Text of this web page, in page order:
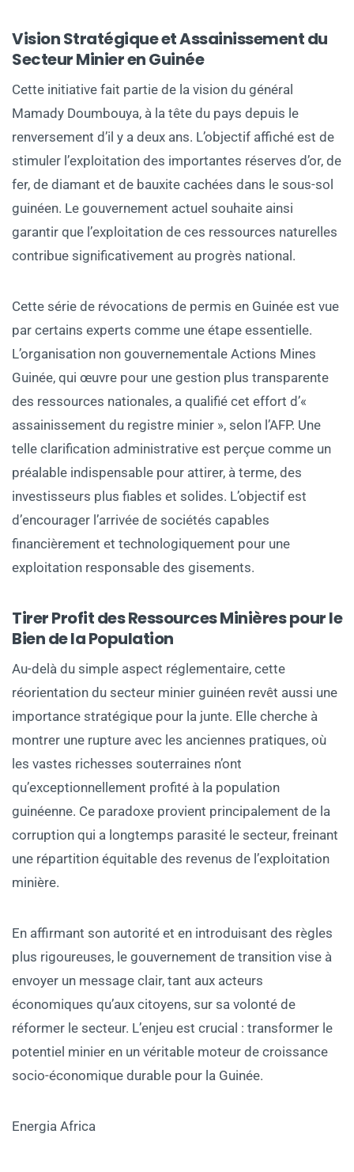
Vision Stratégique et Assainissement du
Secteur Minier en Guinée
Cette initiative fait partie de la vision du général
Mamady Doumbouya, à la tête du pays depuis le
renversement d’il y a deux ans. L’objectif affiché est de
stimuler l’exploitation des importantes réserves d’or, de
fer, de diamant et de bauxite cachées dans le sous-sol
guinéen. Le gouvernement actuel souhaite ainsi
garantir que l’exploitation de ces ressources naturelles
contribue significativement au progrès national.
Cette série de révocations de permis en Guinée est vue
par certains experts comme une étape essentielle.
L’organisation non gouvernementale Actions Mines
Guinée, qui œuvre pour une gestion plus transparente
des ressources nationales, a qualifié cet effort d’«
assainissement du registre minier », selon l’AFP. Une
telle clarification administrative est perçue comme un
préalable indispensable pour attirer, à terme, des
investisseurs plus fiables et solides. L’objectif est
d’encourager l’arrivée de sociétés capables
financièrement et technologiquement pour une
exploitation responsable des gisements.
Tirer Profit des Ressources Minières pour le
Bien de la Population
Au-delà du simple aspect réglementaire, cette
réorientation du secteur minier guinéen revêt aussi une
importance stratégique pour la junte. Elle cherche à
montrer une rupture avec les anciennes pratiques, où
les vastes richesses souterraines n’ont
qu’exceptionnellement profité à la population
guinéenne. Ce paradoxe provient principalement de la
corruption qui a longtemps parasité le secteur, freinant
une répartition équitable des revenus de l’exploitation
minière.
En affirmant son autorité et en introduisant des règles
plus rigoureuses, le gouvernement de transition vise à
envoyer un message clair, tant aux acteurs
économiques qu’aux citoyens, sur sa volonté de
réformer le secteur. L’enjeu est crucial : transformer le
potentiel minier en un véritable moteur de croissance
socio-économique durable pour la Guinée.
Energia Africa